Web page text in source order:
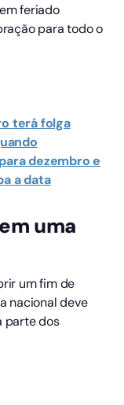
feriado
para todo o
terá folga
dezembro e
a data
uma
um fim de
nacional deve
parte dos